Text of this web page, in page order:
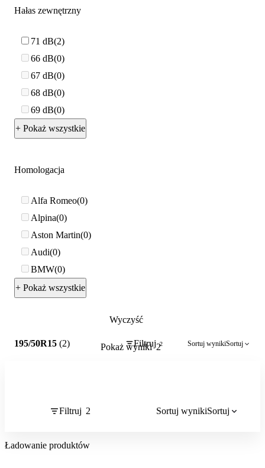
Hałas zewnętrzny
71 dB 2
66 dB 0
67 dB 0
68 dB 0
69 dB 0
+ Pokaż wszystkie
Homologacja
Alfa Romeo 0
Alpina 0
Aston Martin 0
Audi 0
BMW 0
+ Pokaż wszystkie
Wyczyść
Pokaż wyniki 2
195/50R15 (2) Filtruj 2 Sortuj wynikiSortuj
Filtruj 2 Sortuj wynikiSortuj
Ładowanie produktów